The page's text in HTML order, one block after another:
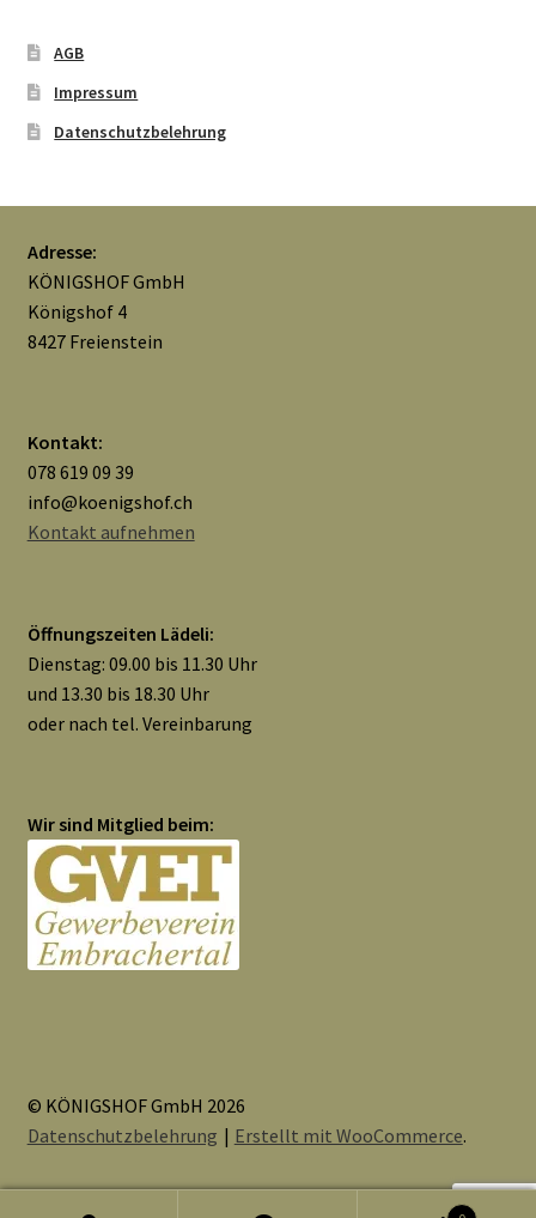
Versandarten
Warenkorb
Galerie
AGB
Impressum
Datenschutzbelehrung
Adresse:
KÖNIGSHOF GmbH
Königshof 4
8427 Freienstein
Kontakt:
078 619 09 39
info@koenigshof.ch
Kontakt aufnehmen
Öffnungszeiten Lädeli:
Dienstag: 09.00 bis 11.30 Uhr
und 13.30 bis 18.30 Uhr
oder nach tel. Vereinbarung
Wir sind Mitglied beim:
© KÖNIGSHOF GmbH 2026
Datenschutzbelehrung
Erstellt mit WooCommerce.